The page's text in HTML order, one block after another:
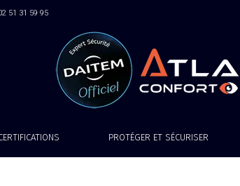
51 31 59 95
PROTÉGER ET SÉCURISER